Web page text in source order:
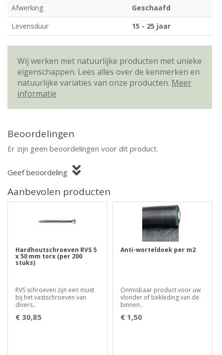
Afwerking
Geschaafd
Levensduur
15 - 25 jaar
Wij werken met natuurlijke producten met unieke
eigenschappen. Lees alles over de kenmerken en
natuurlijke variaties van onze producten. Meer
informatie
Beoordelingen
Er zijn geen beoordelingen voor dit product.
Geef beoordeling
Aanbevolen producten
Hardhoutschroeven RVS 5
x 50 mm torx (per 200
stuks)
RVS schroeven zijn een must
bij het vastschroeven van
divers..
€ 30,85
Anti-worteldoek per m2
Onmisbaar product voor uw
vlonder of bekleding van de
binnen..
€ 1,50